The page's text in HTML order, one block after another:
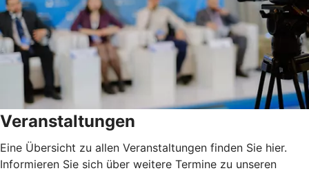
Veranstaltungen
Eine Übersicht zu allen Veranstaltungen finden Sie hier.
Informieren Sie sich über weitere Termine zu unseren